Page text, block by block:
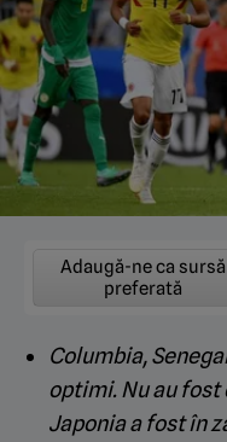
Adaugă-ne ca sursă
preferată
Columbia,
optimi. Nu au
Japonia a fost în